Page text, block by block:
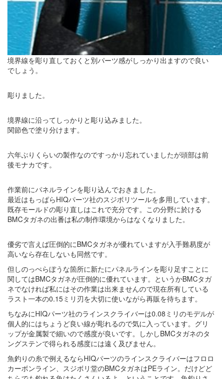
境界線を彫り直しておくと別パーツ感がしっかり出ますので良い
でしょう。
彫りました。
境界線に沿ってしっかりと彫り込みました。
関節色で塗り分けます。
六年ぶりくらいの製作なのですっかり忘れていましたが頭部は前
後モナカです。
作業前にパネルラインを彫り込んでおきました。
最近はもっぱらHIQパーツ社のスジボリツールを多用しています。
既存モールドの彫り直しはこれで充分です。この分野に於ける
BMCタガネの出番は私の制作環境からはなくなりました。
優劣で言えば圧倒的にBMCタガネが優れていますが入手難易度が
高いなら存在しないも同然です。
但しのっぺらぼうな箇所に新たにパネルラインを彫り足すことに
関してはBMCタガネが圧倒的に優れています。というかBMCタガ
ネでなければ私にはその作業は出来ませんので現在所有している
ラスト一本の0.15ミリ刃を大切に使いながら再販を待ちます。
ちなみにHIQパーツ社のラインスクライバーは0.08ミリのモデルが
個人的にはちょうど良い線が彫れるので気に入っています。グリ
ップが金属製で細いので感度が良いです。しかしBMCタガネのタ
ングステンで得られる感度には遠く及びません。
魚釣りの糸で例えるならHIQパーツのラインスクライバーはフロロ
カーボンライン、スジボリ堂のBMCタガネはPEライン。だけどど